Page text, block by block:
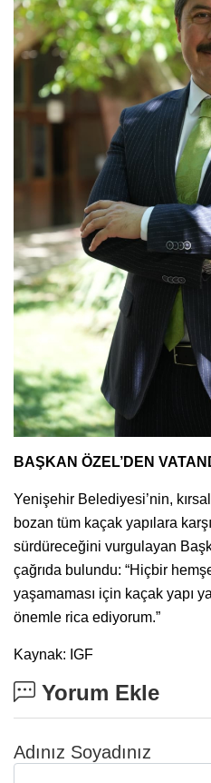
BAŞKAN ÖZEL’DEN
Yenişehir Belediyesi’nin,
bozan tüm kaçak yapılara
sürdüreceğini vurgulayan
çağrıda bulundu: “Hiçbir
yaşamaması için kaçak yapı
önemle rica ediyorum.”
Kaynak: IGF
Yorum Ekle
Adınız Soyadınız